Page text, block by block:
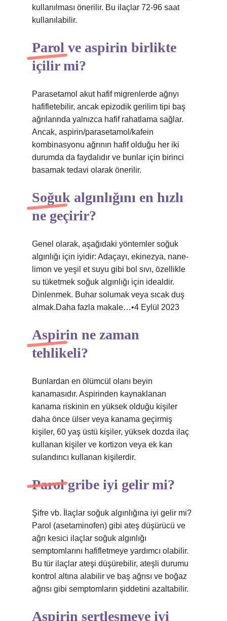
kullanılması önerilir. Bu ilaçlar 72-96 saat
kullanılabilir.
Parol ve aspirin birlikte
içilir mi?
Parasetamol akut hafif migrenlerde ağrıyı
hafifletebilir, ancak epizodik gerilim tipi baş
ağrılarında yalnızca hafif rahatlama sağlar.
Ancak, aspirin/parasetamol/kafein
kombinasyonu ağrının hafif olduğu her iki
durumda da faydalıdır ve bunlar için birinci
basamak tedavi olarak önerilir.
Soğuk algınlığını en hızlı
ne geçirir?
Genel olarak, aşağıdaki yöntemler soğuk
algınlığı için iyidir: Adaçayı, ekinezya, nane-
limon ve yeşil et suyu gibi bol sıvı, özellikle
su tüketmek soğuk algınlığı için idealdir.
Dinlenmek. Buhar solumak veya sıcak duş
almak.Daha fazla makale…•4 Eylül 2023
Aspirin ne zaman
tehlikeli?
Bunlardan en ölümcül olanı beyin
kanamasıdır. Aspirinden kaynaklanan
kanama riskinin en yüksek olduğu kişiler
daha önce ülser veya kanama geçirmiş
kişiler, 60 yaş üstü kişiler, yüksek dozda ilaç
kullanan kişiler ve kortizon veya ek kan
sulandırıcı kullanan kişilerdir.
Parol gribe iyi gelir mi?
Şifre vb. İlaçlar soğuk algınlığına iyi gelir mi?
Parol (asetaminofen) gibi ateş düşürücü ve
ağrı kesici ilaçlar soğuk algınlığı
semptomlarını hafifletmeye yardımcı olabilir.
Bu tür ilaçlar ateşi düşürebilir, ateşli durumu
kontrol altına alabilir ve baş ağrısı ve boğaz
ağrısı gibi semptomların şiddetini azaltabilir.
Aspirin sertleşmeye iyi